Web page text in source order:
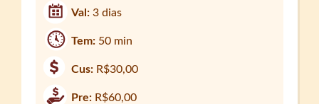
Val:3 dias
Tem: 50 min
Cus: R$30,00
Pre: R$60,00